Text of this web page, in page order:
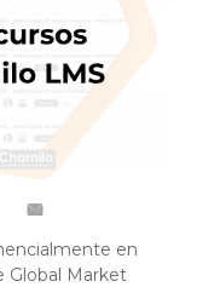
en
Global Market